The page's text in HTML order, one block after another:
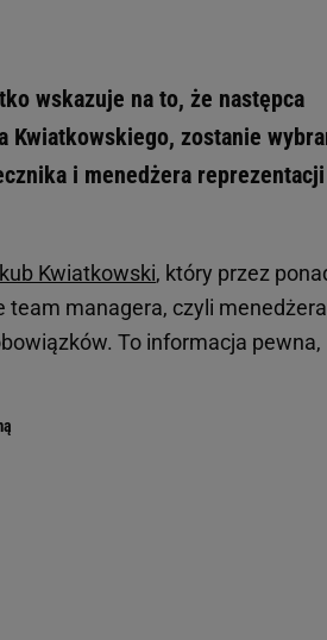
wskazuje na to, że następca
Kwiatkowskiego, zostanie
i menedżera reprezentacji
Kwiatkowski, który przez
team managera, czyli menedżera
To informacja pewna,